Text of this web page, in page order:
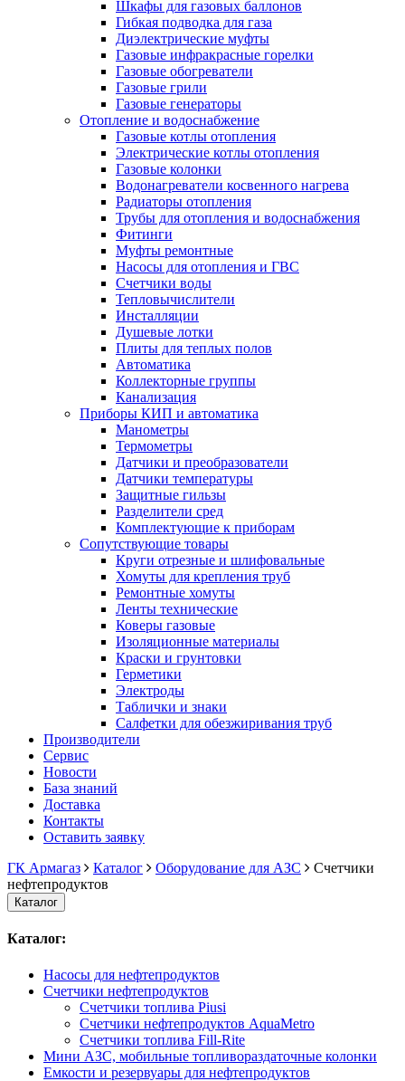
Шкафы для газовых баллонов
Гибкая подводка для газа
Диэлектрические муфты
Газовые инфракрасные горелки
Газовые обогреватели
Газовые грили
Газовые генераторы
Отопление и водоснабжение
Газовые котлы отопления
Электрические котлы отопления
Газовые колонки
Водонагреватели косвенного нагрева
Радиаторы отопления
Трубы для отопления и водоснабжения
Фитинги
Муфты ремонтные
Насосы для отопления и ГВС
Счетчики воды
Тепловычислители
Инсталляции
Душевые лотки
Плиты для теплых полов
Автоматика
Коллекторные группы
Канализация
Приборы КИП и автоматика
Манометры
Термометры
Датчики и преобразователи
Датчики температуры
Защитные гильзы
Разделители сред
Комплектующие к приборам
Сопутствующие товары
Круги отрезные и шлифовальные
Хомуты для крепления труб
Ремонтные хомуты
Ленты технические
Коверы газовые
Изоляционные материалы
Краски и грунтовки
Герметики
Электроды
Таблички и знаки
Салфетки для обезжиривания труб
Производители
Сервис
Новости
База знаний
Доставка
Контакты
Оставить заявку
ГК Армагаз
Каталог Оборудование для АЗС
Счетчики
нефтепродуктов
Каталог
Каталог:
Насосы для нефтепродуктов
Счетчики нефтепродуктов
Счетчики топлива Piusi
Счетчики нефтепродуктов AquaMetro
Счетчики топлива Fill-Rite
Мини АЗС, мобильные топливораздаточные колонки
Емкости и резервуары для нефтепродуктов